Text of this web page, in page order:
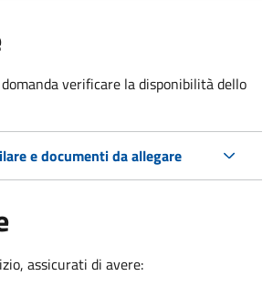
verificare la disponibilità dello
e documenti da allegare
assicurati di avere: